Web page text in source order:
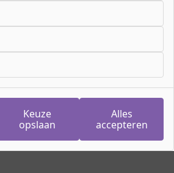
Assistent
2025
inschrijven voor deze dag,
andere dagen
Keuze
opslaan
Alles
accepteren